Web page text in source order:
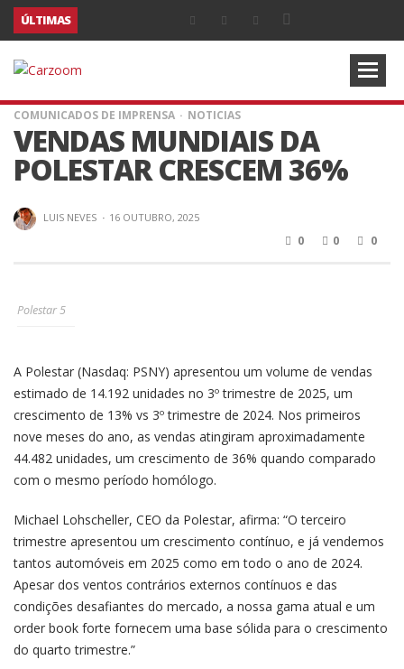
ÚLTIMAS
COMUNICADOS DE IMPRENSA NOTICIAS
VENDAS MUNDIAIS DA
POLESTAR CRESCEM 36%
LUIS NEVES · 16 OUTUBRO, 2025
0 0 0
Polestar 5
A Polestar (Nasdaq: PSNY) apresentou um volume de vendas
estimado de 14.192 unidades no 3º trimestre de 2025, um
crescimento de 13% vs 3º trimestre de 2024. Nos primeiros
nove meses do ano, as vendas atingiram aproximadamente
44.482 unidades, um crescimento de 36% quando comparado
com o mesmo período homólogo.
Michael Lohscheller, CEO da Polestar, afirma: “O terceiro
trimestre apresentou um crescimento contínuo, e já vendemos
tantos automóveis em 2025 como em todo o ano de 2024.
Apesar dos ventos contrários externos contínuos e das
condições desafiantes do mercado, a nossa gama atual e um
order book forte fornecem uma base sólida para o crescimento
do quarto trimestre.”